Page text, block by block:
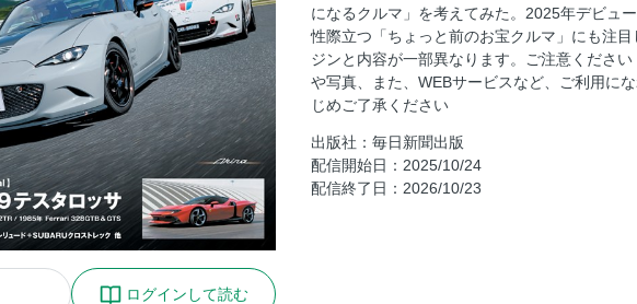
ログインして読む
【名車復刻版カタログ】フェラーリ特集
巻頭特集【CD的いま気になるクルマ】
部がピックアップした「いま気になるク
【CD的いま気になるクルマ】Part1［ピ
【CD的いま気になるクルマ】Part2［
ト／岡本幸一郎＋西川昇吾＋山本善隆（
になるクルマ」を考えてみた。2025年デビュ
性際立つ「ちょっと前のお宝クルマ」にも注
ジンと内容が一部異なります。ご注意くださ
や写真、また、WEBサービスなど、ご利用に
じめご了承ください
出版社：毎日新聞出版
配信開始日：2025/10/24
配信終了日：2026/10/23